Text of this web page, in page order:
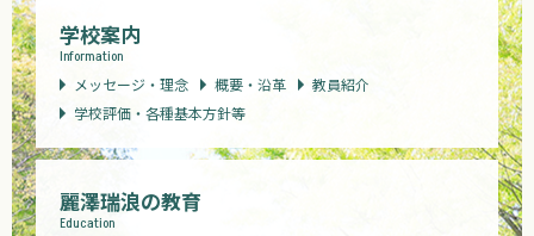
学校案内
Information
メッセージ・理念
概要・沿革
教員紹介
学校評価・各種基本方針等
麗澤瑞浪の教育
Education